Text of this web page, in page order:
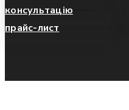
консультацію
прайс-лист